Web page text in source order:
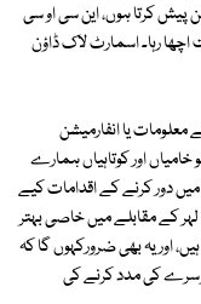
پیش کرتا ہوں، این سی او سی
رہا۔ اسمارٹ لاک ڈاؤن
یا انفارمیشن
خامیاں اور کوتاہیاں ہمارے
دور کرنے کے اقدامات کیے
کے مقابلے میں خاصی بہتر
اور یہ بھی ضرورکہوں گا کہ
کی مدد کرنے کی